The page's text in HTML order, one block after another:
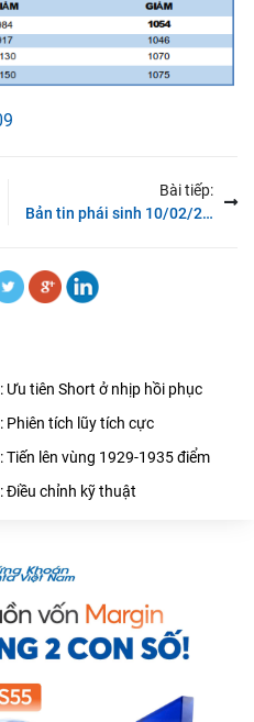
Bài tiếp:
Bản tin phái sinh 10/02/2023: Tiếp tục đà giảm
tiên Short ở nhịp hồi phục
tích lũy tích cực
lên vùng 1929-1935 điểm
Điều chỉnh kỹ thuật